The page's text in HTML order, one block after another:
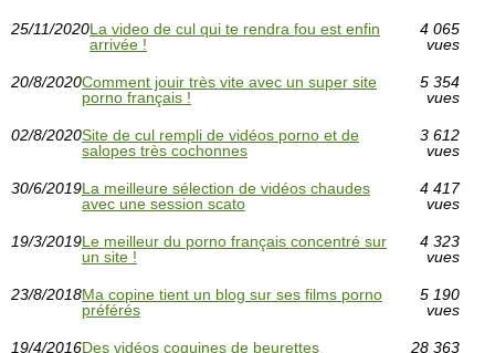
25/11/2020La video de cul qui te rendra fou est enfin
arrivée !
4 065
vues
20/8/2020Comment jouir très vite avec un super site
porno français !
5 354
vues
02/8/2020Site de cul rempli de vidéos porno et de
salopes très cochonnes
3 612
vues
30/6/2019La meilleure sélection de vidéos chaudes
avec une session scato
4 417
vues
19/3/2019Le meilleur du porno français concentré sur
un site !
4 323
vues
23/8/2018Ma copine tient un blog sur ses films porno
préférés
5 190
vues
19/4/2016Des vidéos coquines de beurettes
28 363